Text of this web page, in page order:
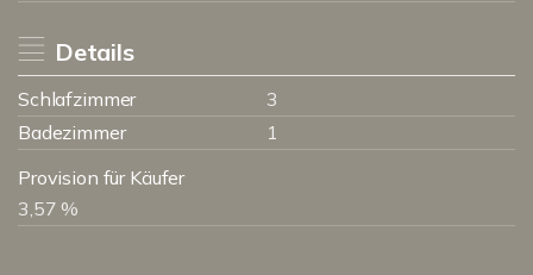
Details
Schlafzimmer
3
Badezimmer
1
Provision für Käufer
3,57 %